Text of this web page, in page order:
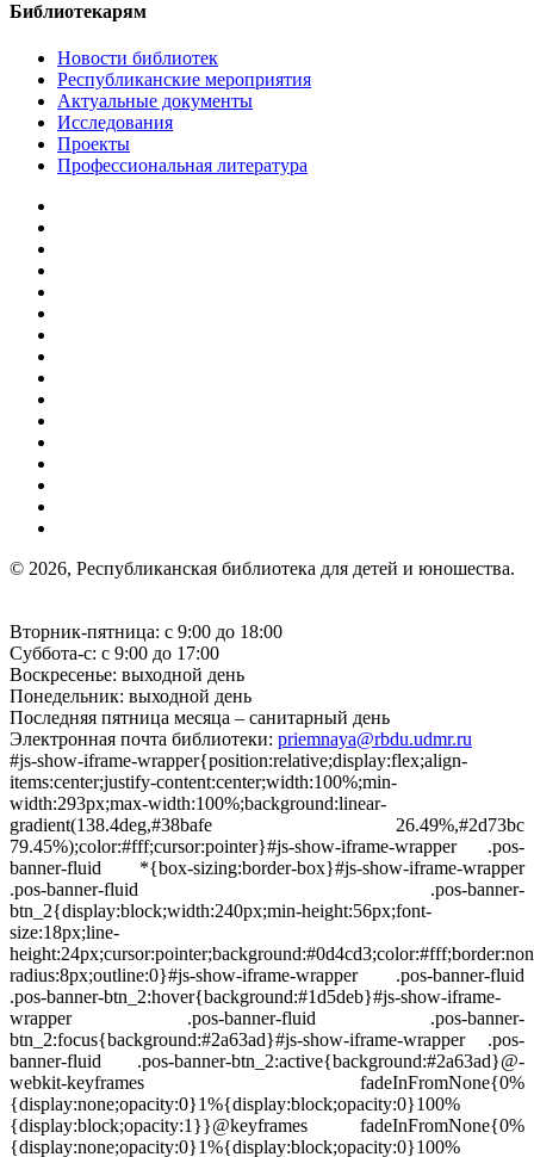
Библиотекарям
Новости библиотек
Республиканские мероприятия
Актуальные документы
Исследования
Проекты
Профессиональная литература
© 2026, Республиканская библиотека для детей и юношества.
Вторник-пятница: с 9:00 до 18:00
Суббота-с: с 9:00 до 17:00
Воскресенье: выходной день
Понедельник: выходной день
Последняя пятница месяца – санитарный день
Электронная почта библиотеки: priemnaya@rbdu.udmr.ru
#js-show-iframe-wrapper{position:relative;display:flex;align-
items:center;justify-content:center;width:100%;min-
width:293px;max-width:100%;background:linear-
gradient(138.4deg,#38bafe 26.49%,#2d73bc
79.45%);color:#fff;cursor:pointer}#js-show-iframe-wrapper .pos-
banner-fluid *{box-sizing:border-box}#js-show-iframe-wrapper
.pos-banner-fluid .pos-banner-
btn_2{display:block;width:240px;min-height:56px;font-
size:18px;line-
radius:8px;outline:0}#js-show-iframe-wrapper .pos-banner-fluid
.pos-banner-btn_2:hover{background:#1d5deb}#js-show-iframe-
wrapper .pos-banner-fluid .pos-banner-
btn_2:focus{background:#2a63ad}#js-show-iframe-wrapper .pos-
banner-fluid .pos-banner-btn_2:active{background:#2a63ad}@-
webkit-keyframes fadeInFromNone{0%
{display:none;opacity:0}1%{display:block;opacity:0}100%
{display:block;opacity:1}}@keyframes fadeInFromNone{0%
{display:none;opacity:0}1%{display:block;opacity:0}100%